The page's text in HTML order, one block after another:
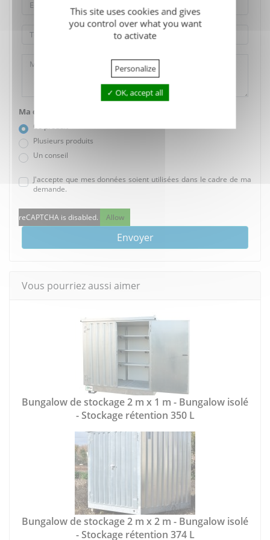
Ma demande concerne :
Ce produit
Plusieurs produits
Un conseil
J'accepte que mes données soient utilisées dans le cadre de ma
demande.
reCAPTCHA is disabled. Allow
Envoyer
Vous pourriez aussi aimer
Bungalow de stockage 2 m x 1 m - Bungalow isolé
- Stockage rétention 350 L
Bungalow de stockage 2 m x 2 m - Bungalow isolé
- Stockage rétention 374 L
This site uses cookies and gives
you control over what you want
to activate
Personalize
OK, accept all